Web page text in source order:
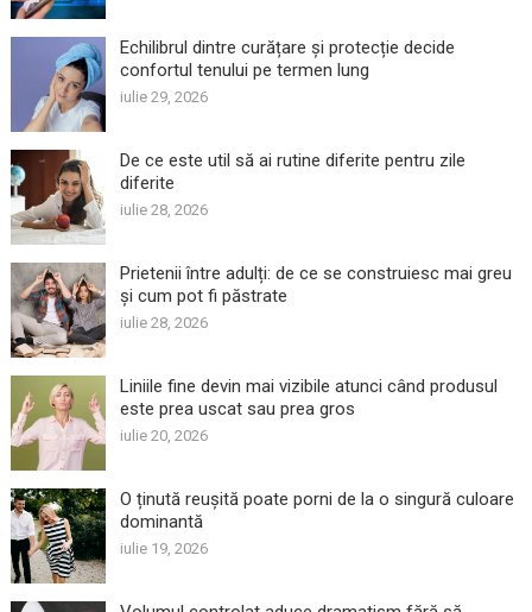
Echilibrul dintre curățare și protecție decide
confortul tenului pe termen lung
iulie 29, 2026
De ce este util să ai rutine diferite pentru zile
diferite
iulie 28, 2026
Prietenii între adulți: de ce se construiesc mai greu
și cum pot fi păstrate
iulie 28, 2026
Liniile fine devin mai vizibile atunci când produsul
este prea uscat sau prea gros
iulie 20, 2026
O ținută reușită poate porni de la o singură culoare
dominantă
iulie 19, 2026